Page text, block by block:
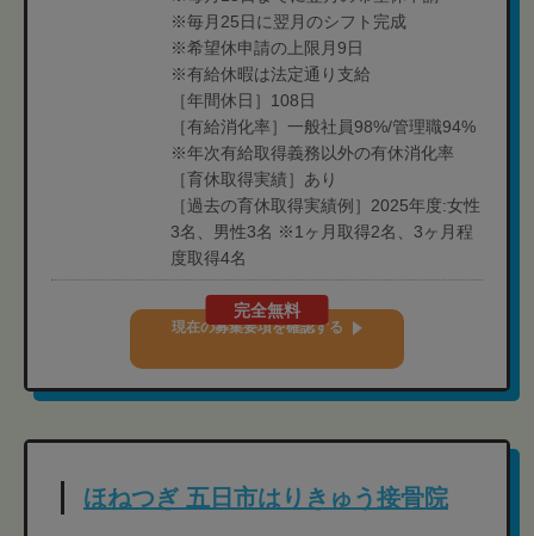
※毎月25日に翌月のシフト完成
※希望休申請の上限月9日
※有給休暇は法定通り支給
［年間休日］108日
［有給消化率］一般社員98%/管理職94%
※年次有給取得義務以外の有休消化率
［育休取得実績］あり
［過去の育休取得実績例］2025年度:女性
3名、男性3名 ※1ヶ月取得2名、3ヶ月程
度取得4名
完全無料
現在の募集要項を確認する
ほねつぎ 五日市はりきゅう接骨院